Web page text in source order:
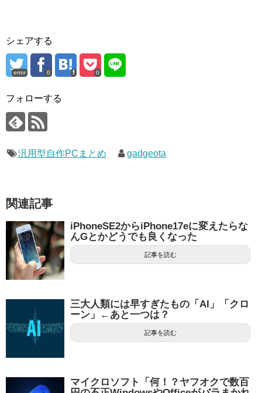
シェアする
error 0 0
フォローする
汎用型自作PCまとめ gadgeota
関連記事
iPhoneSE2からiPhone17eに変えたらな
んGとかどうでも良くなった
記事を読む
三大人類には早すぎたもの「AI」「クロ
ーン」←あと一つは？
記事を読む
マイクロソフト「何！？ヤフオクで数百